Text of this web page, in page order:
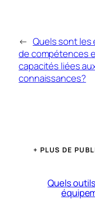
← Quels sont les
de compétences
capacités liées
connaissances?
+ PLUS DE
Quels